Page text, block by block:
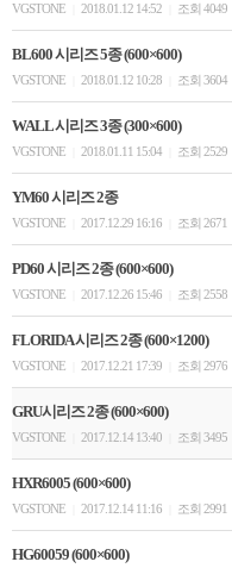
VGSTONE 2018.01.12 14:52 조회 4049
BL600 시리즈 5종 (600×600)
VGSTONE 2018.01.12 10:28 조회 3604
WALL 시리즈 3종 (300×600)
VGSTONE 2018.01.11 15:04 조회 2529
YM60 시리즈 2종
VGSTONE 2017.12.29 16:16 조회 2671
PD60 시리즈 2종 (600×600)
VGSTONE 2017.12.26 15:46 조회 2558
FLORIDA 시리즈 2종 (600×1200)
VGSTONE 2017.12.21 17:39 조회 2976
GRU시리즈 2종 (600×600)
VGSTONE 2017.12.14 13:40 조회 3495
HXR6005 (600×600)
VGSTONE 2017.12.14 11:16 조회 2991
HG60059 (600×600)